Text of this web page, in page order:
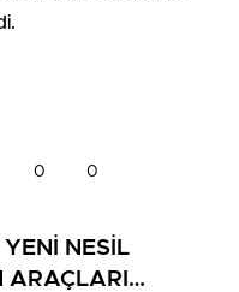
0 0
NESİL
ARAÇLARI